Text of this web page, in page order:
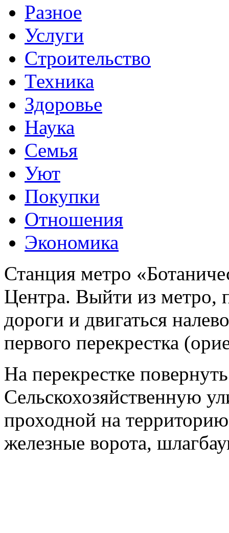
Разное
Услуги
Cтроительство
Техника
Здоровье
Наука
Семья
Уют
Покупки
Отношения
Экономика
Станция метро
Центра. Выйти из метро,
дороги и двигаться
первого перекрестка
На перекрестке
Сельскохозяйственную
проходной на
железные ворота,